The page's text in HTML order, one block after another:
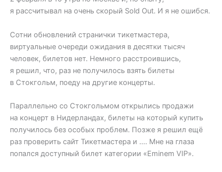
я рассчитывал на очень скорый Sold Out. И я не ошибся.
Сотни обновлений странички тикетмастера,
виртуальные очереди ожидания в десятки тысяч
человек, билетов нет. Немного расстроившись,
я решил, что, раз не получилось взять билеты
в Стокгольм, поеду на другие концерты.
Параллельно со Стокгольмом открылись продажи
на концерт в Нидерландах, билеты на который купить
получилось без особых проблем. Позже я решил ещё
раз проверить сайт Тикетмастера и …. Мне на глаза
попался доступный билет категории «Eminem VIP».